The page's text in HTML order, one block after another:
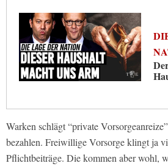
Warken schlägt “private
bezahlen. Freiwillige Vorsorge klingt ja
Pflichtbeiträge. Die kommen aber wohl,